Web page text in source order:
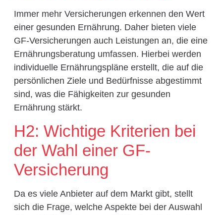
Immer mehr Versicherungen erkennen den Wert
einer gesunden Ernährung. Daher bieten viele
GF-Versicherungen auch Leistungen an, die eine
Ernährungsberatung umfassen. Hierbei werden
individuelle Ernährungspläne erstellt, die auf die
persönlichen Ziele und Bedürfnisse abgestimmt
sind, was die Fähigkeiten zur gesunden
Ernährung stärkt.
H2: Wichtige Kriterien bei
der Wahl einer GF-
Versicherung
Da es viele Anbieter auf dem Markt gibt, stellt
sich die Frage, welche Aspekte bei der Auswahl